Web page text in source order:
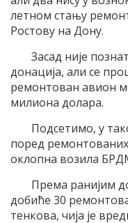
летном стању
Ростову на Дону.
Засад није
донација, али се
ремонтован авион
милиона долара.
Подсетимо, у
поред
оклопна возила
Према ранијим
добиће 30
тенкова, чија је